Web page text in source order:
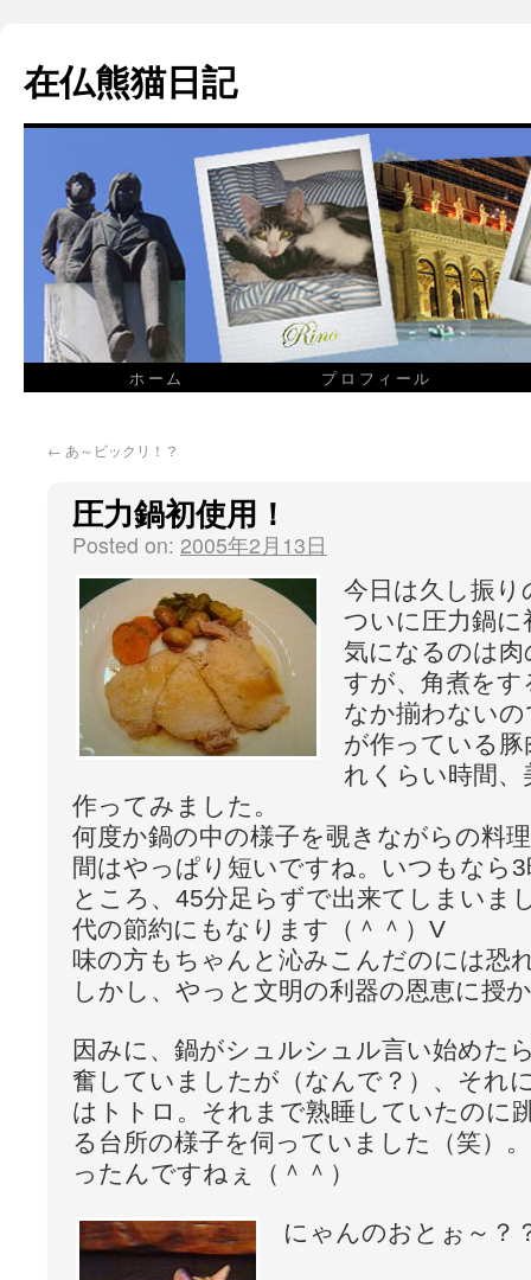
在仏熊猫日記
ホーム プロフィール
← あ～ビックリ！？
圧力鍋初使用！
Posted on: 2005年2月13日
今日は久し振
ついに圧力鍋
気になるのは
すが、角煮を
なか揃わない
が作っている
れくらい時間
作ってみました。
何度か鍋の中の様子を覗きながらの料
間はやっぱり短いですね。いつもなら
ところ、45分足らずで出来てしまい
代の節約にもなります（＾＾）V
味の方もちゃんと沁みこんだのには恐
しかし、やっと文明の利器の恩恵に授
因みに、鍋がシュルシュル言い始めた
奮していましたが（なんで？）、それ
はトトロ。それまで熟睡していたのに
る台所の様子を伺っていました（笑）
ったんですねぇ（＾＾）
にゃんのおとぉ～？